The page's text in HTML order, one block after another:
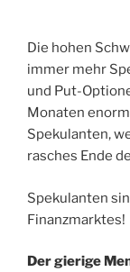
Die hohen
immer mehr
und Put-
Monaten
Spekulanten,
rasches Ende
Spekulanten
Finanzmarktes!
Der gierige